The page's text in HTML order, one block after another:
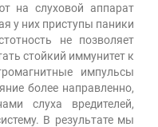
на слуховой аппарат
у них приступы паники
не позволяет
стойкий иммунитет к
импульсы
более направленно,
слуха вредителей,
В результате мы